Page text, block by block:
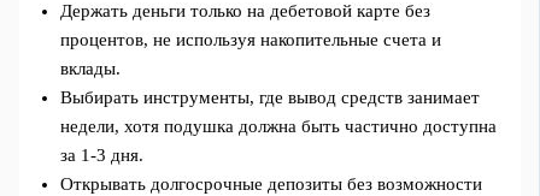
Держать деньги только на дебетовой карте без
процентов, не используя накопительные счета и
вклады.
Выбирать инструменты, где вывод средств занимает
недели, хотя подушка должна быть частично доступна
за 1-3 дня.
Открывать долгосрочные депозиты без возможности